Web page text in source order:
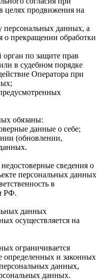
целях продвижения на
персональных данных, а
о прекращении обработки
по защите прав
в судебном порядке
Оператора при
обязаны:
данные о себе;
(обновлении,
сведения о
персональных данных
в
РФ.
данных
осуществляется на
ограничивается
определенных и законных
данных,
данных.